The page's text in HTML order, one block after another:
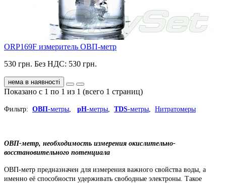
ORP169F измеритель ОВП-метр
530 грн. Без НДС: 530 грн.
нема в наявності
Показано с 1 по 1 из 1 (всего 1 страниц)
Фильтр: ОВП-метры pH-метры TDS-метры Нитратомеры
ОВП-метр, необходимость измерения окислительно-
восстановительного потенциала
ОВП-метр предназначен для измерения важного свойства воды, а
именно её способности удерживать свободные электроны. Такое